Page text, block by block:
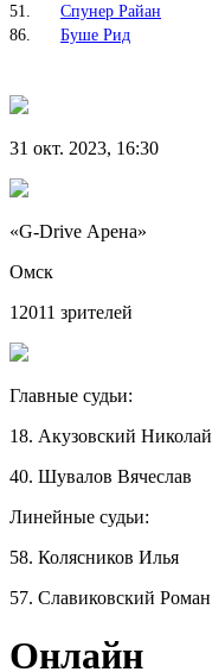
51.
Спунер Райан
86.
Буше Рид
31 окт. 2023, 16:30
«G-Drive Арена»
Омск
12011 зрителей
Главные судьи:
18. Акузовский Николай
40. Шувалов Вячеслав
Линейные судьи:
58. Колясников Илья
57. Славиковский Роман
Онлайн